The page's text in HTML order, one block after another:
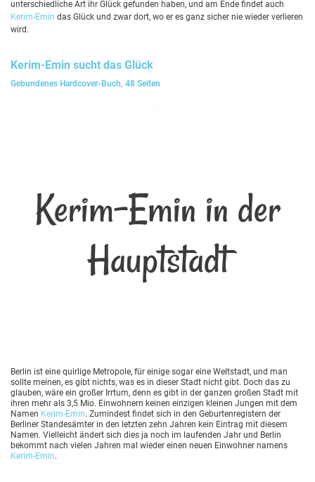
unterschiedliche Art ihr Glück gefunden haben, und am Ende findet auch
Kerim-Emin das Glück und zwar dort, wo er es ganz sicher nie wieder verlieren
wird.
Kerim-Emin sucht das Glück
Gebundenes Hardcover-Buch, 48 Seiten
Kerim-Emin in der
Hauptstadt
Berlin ist eine quirlige Metropole, für einige sogar eine Weltstadt, und man
sollte meinen, es gibt nichts, was es in dieser Stadt nicht gibt. Doch das zu
glauben, wäre ein großer Irrtum, denn es gibt in der ganzen großen Stadt mit
ihren mehr als 3,5 Mio. Einwohnern keinen einzigen kleinen Jungen mit dem
Namen Kerim-Emin. Zumindest findet sich in den Geburtenregistern der
Berliner Standesämter in den letzten zehn Jahren kein Eintrag mit diesem
Namen. Vielleicht ändert sich dies ja noch im laufenden Jahr und Berlin
bekommt nach vielen Jahren mal wieder einen neuen Einwohner namens
Kerim-Emin.